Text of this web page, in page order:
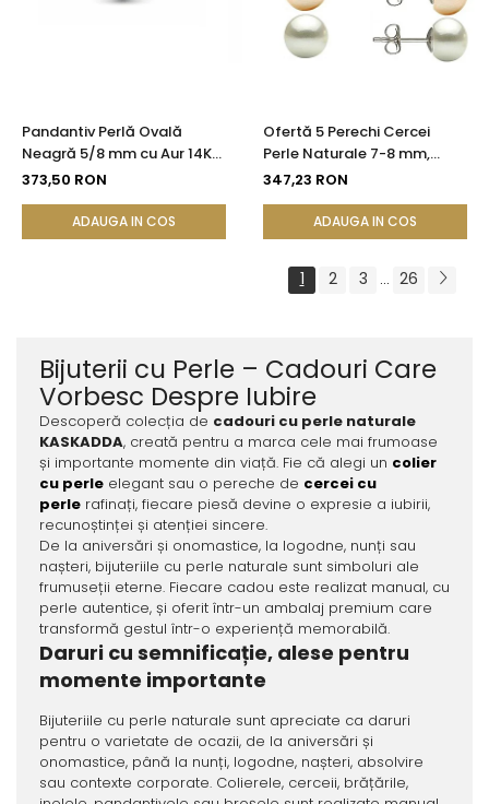
Pandantiv Perlă Ovală
Neagră 5/8 mm cu Aur 14K
(aur 585) | KASKADDA®
373,50 RON
ADAUGA IN COS
Ofertă 5 Perechi Cercei
Perle Naturale 7-8 mm,
Argint 925 - Alb, Crem,
KASKADDA®
347,23 RON
ADAUGA IN COS
1 2 3 ... 26
Bijuterii cu Perle – Cadouri Care
Vorbesc Despre Iubire
Descoperă colecția de cadouri cu perle naturale
KASKADDA, creată pentru a marca cele mai frumoase
și importante momente din viață. Fie că alegi un colier
cu perleelegant sau o pereche de cercei cu
perlerafinați, fiecare piesă devine o expresie a iubirii,
recunoștinței și atenției sincere.
De la aniversări și onomastice, la logodne, nunți sau
nașteri, bijuteriile cu perle naturale sunt simboluri ale
frumuseții eterne. Fiecare cadou este realizat manual, cu
perle autentice, și oferit într-un ambalaj premium care
transformă gestul într-o experiență memorabilă.
Daruri cu semnificație, alese pentru
momente importante
Bijuteriile cu perle naturale sunt apreciate ca daruri
pentru o varietate de ocazii, de la aniversări și
onomastice, până la nunți, logodne, nașteri, absolvire
sau contexte corporate. Colierele, cerceii, brățările,